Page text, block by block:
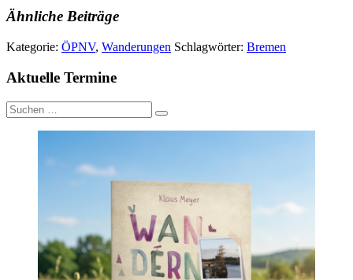
Ähnliche Beiträge
Kategorie: ÖPNV, Wanderungen Schlagwörter: Bremen
Aktuelle Termine
Suche
nach: